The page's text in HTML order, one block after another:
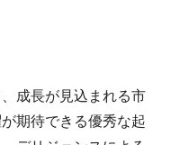
成長が見込まれる市
期待できる優秀な起